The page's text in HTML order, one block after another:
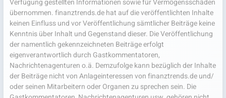
übernommen. finanztrends.de hat auf die veröffentlichten Inhalte
keinen Einfluss und vor Veröffentlichung sämtlicher Beiträge keine
Kenntnis über Inhalt und Gegenstand dieser. Die Veröffentlichung
der namentlich gekennzeichneten Beiträge erfolgt
eigenverantwortlich durch Gastkommentatoren,
Nachrichtenagenturen o.ä. Demzufolge kann bezüglich der Inhalte
der Beiträge nicht von Anlageinteressen von finanztrends.de und/
oder seinen Mitarbeitern oder Organen zu sprechen sein. Die